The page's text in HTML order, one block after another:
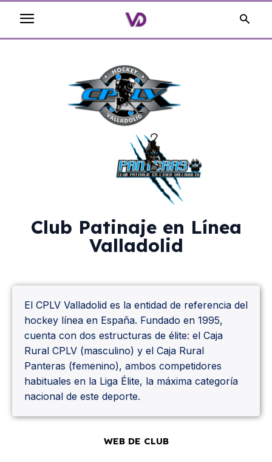
Club Patinaje en Línea
Valladolid
El CPLV Valladolid es la entidad de referencia del
hockey línea en España. Fundado en 1995,
cuenta con dos estructuras de élite: el Caja
Rural CPLV (masculino) y el Caja Rural
Panteras (femenino), ambos competidores
habituales en la Liga Élite, la máxima categoría
nacional de este deporte.
WEB DE CLUB